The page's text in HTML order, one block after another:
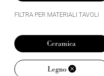
FILTRA PER MATERIALI TAVOLI
Ceramica
Legno